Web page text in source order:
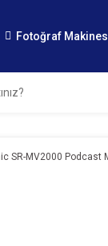
Fotoğraf